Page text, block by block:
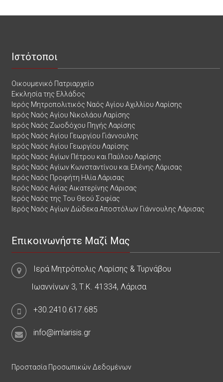
Ιστότοποι
Οικουμενικό Πατριαρχείο
Εκκλησία της Ελλάδος
Ιερός Μητροπολιτικός Ναός Αγίου Αχιλλίου Λαρίσης
Ιερός Ναός Αγίου Νικολάου Λαρίσης
Ιερός Ναός Ζωοδόχου Πηγής Λαρίσης
Ιερός Ναός Αγίου Γεωργίου Γιάννουλης
Ιερός Ναός Αγίου Γεωργίου Λαρίσης
Ιερός Ναός Αγίων Πέτρου και Παύλου Λαρίσης
Ιερός Ναός Αγίων Κωνσταντίνου και Ελένης Λάρισας
Ιερός Ναός Προφήτη Ηλία Λάρισας
Ιερός Ναός Αγίας Αικατερίνης Λάρισας
Ιερός Ναός της Του Θεού Σοφίας
Ιερός Ναός Αγίων Δώδεκα Αποστόλων Γιάννουλης Λάρισας
Επικοινωνήστε Μαζί Μας
Ιερά Μητρόπολις Λαρίσης & Τυρνάβου
Ιωαννίνων 3, Τ.Κ. 41334, Λάρισα
+30.2410.617.685
info@imlarisis.gr
Προστασία Προσωπικών Δεδομένων